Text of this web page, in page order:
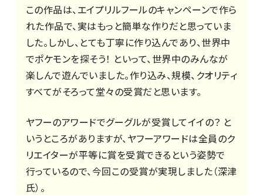
この作品は、エイプリルフールのキャンペーンで作ら
れた作品で、実はもっと簡単な作りだと思っていま
した。しかし、とても丁寧に作り込んであり、世界中
でポケモンを探そう！ といって、世界中のみんなが
楽しんで遊んでいました。作り込み、規模、クオリティ
すべてがそろって堂々の受賞だと思います。
ヤフーのアワードでグーグルが受賞してイイの？ と
いうところがありますが、ヤフーアワードは全員のク
リエイターが平等に賞を受賞できるという姿勢で
行っているので、今回この受賞が実現しました（深津
氏）。